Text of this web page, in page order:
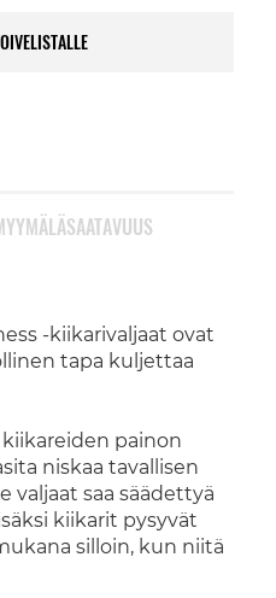
-kiikarivaljaat ovat
tapa kuljettaa
painon
niskaa tavallisen
valjaat saa säädettyä
kiikarit pysyvät
silloin, kun niitä